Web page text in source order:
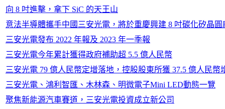
向 8 吋進擊，拿下 SiC 的天王山
意法半導體攜手中國三安光電，將於重慶興建 8 吋碳化矽晶圓
三安光電發布 2022 年報及 2023 年一季報
三安光電今年累計獲得政府補助超 5.5 億人民幣
三安光電 79 億人民幣定增落地，控股股東所獲 37.5 億人民幣
三安光電、鴻利智匯、木林森、明微電子Mini LED動態一覽
聚焦新能源汽車賽道，三安光電投資成立新公司